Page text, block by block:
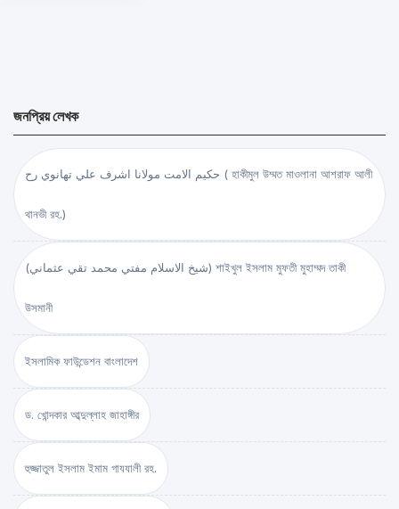
জনপ্রিয় লেখক
حكيم الامت مولانا اشرف علي تهانوي رح ( হাকীমুল উম্মত মাওলানা আশরাফ আলী
থানভী রহ.)
(شيخ الاسلام مفتي محمد تقي عثماني) শাইখুল ইসলাম মুফতী মুহাম্মদ তাকী
উসমানী
ইসলামিক ফাউন্ডেশন বাংলাদেশ
ড. খোন্দকার আব্দুল্লাহ জাহাঙ্গীর
হুজ্জাতুল ইসলাম ইমাম গাযযালী রহ.